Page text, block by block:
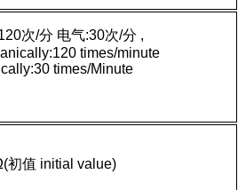
次/分 电气:30次/分 ,
times/minute
times/Minute
初值 initial value)